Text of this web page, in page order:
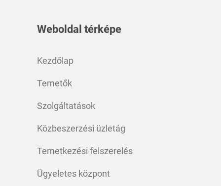
Weboldal térképe
Kezdőlap
Temetők
Szolgáltatások
Közbeszerzési üzletág
Temetkezési felszerelés
Ügyeletes központ